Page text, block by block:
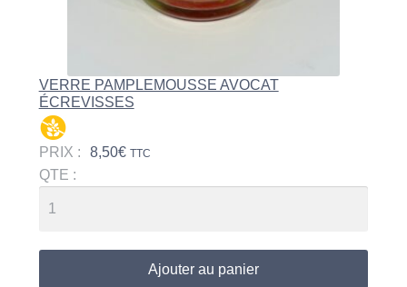
VERRE PAMPLEMOUSSE AVOCAT
ÉCREVISSES
PRIX : 8,50€ TTC
QTE :
Ajouter au panier